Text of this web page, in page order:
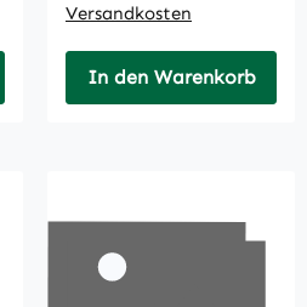
Versandkosten
In den Warenkorb